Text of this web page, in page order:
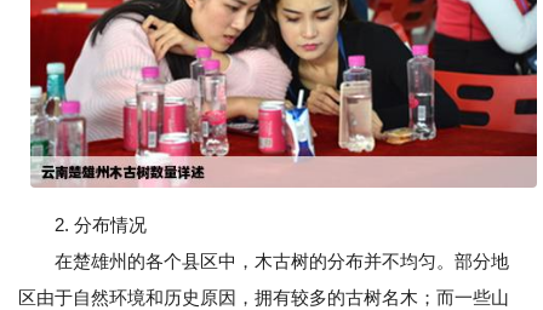
2. 分布情况
在楚雄州的各个县区中，木古树的分布并不均匀。部分地
区由于自然环境和历史原因，拥有较多的古树名木；而一些山